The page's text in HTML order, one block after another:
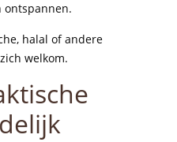
ontspannen.
halal of andere
welkom.